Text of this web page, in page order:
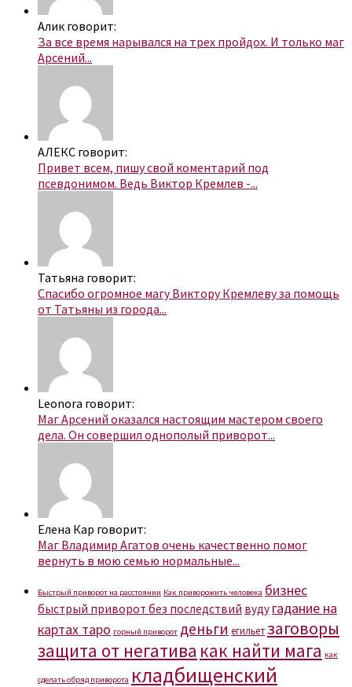
Алик говорит:
За все время нарывался на трех пройдох. И только маг
Арсений...
АЛЕКС говорит:
Привет всем, пишу свой коментарий под
псевдонимом. Ведь Виктор Кремлев -...
Татьяна говорит:
Спасибо огромное магу Виктору Кремлеву за помощь
от Татьяны из города...
Leonora говорит:
Маг Арсений оказался настоящим мастером своего
дела. Он совершил однополый приворот...
Елена Кар говорит:
Маг Владимир Агатов очень качественно помог
вернуть в мою семью нормальные...
Быстрый приворот на расстоянии Как приворожить человека бизнес
быстрый приворот без последствий вуду гадание на
картах таро горный приворот деньги егильетзаговоры
защита от негатива как найти мага как
сделать обряд приворота кладбищенский